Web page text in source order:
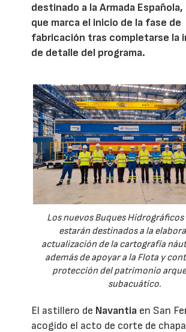
destinado a la Armada
que marca el inicio de la fase de
fabricación tras completarse la
de detalle del programa.
Los nuevos Buques
estarán destinados a la
actualización de la cartografía
además de apoyar a la Flota y
protección del patrimonio
subacuático.
El astillero de Navantia en San
acogido el acto de corte de